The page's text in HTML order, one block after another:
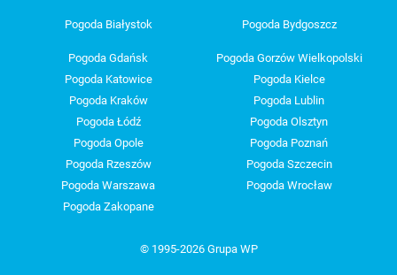
Pogoda Białystok Pogoda Bydgoszcz
Pogoda Gdańsk
Pogoda Gorzów Wielkopolski
Pogoda Katowice
Pogoda Kielce
Pogoda Kraków
Pogoda Lublin
Pogoda Łódź
Pogoda Olsztyn
Pogoda Opole
Pogoda Poznań
Pogoda Rzeszów
Pogoda Szczecin
Pogoda Warszawa
Pogoda Wrocław
Pogoda Zakopane
© 1995-2026 Grupa WP